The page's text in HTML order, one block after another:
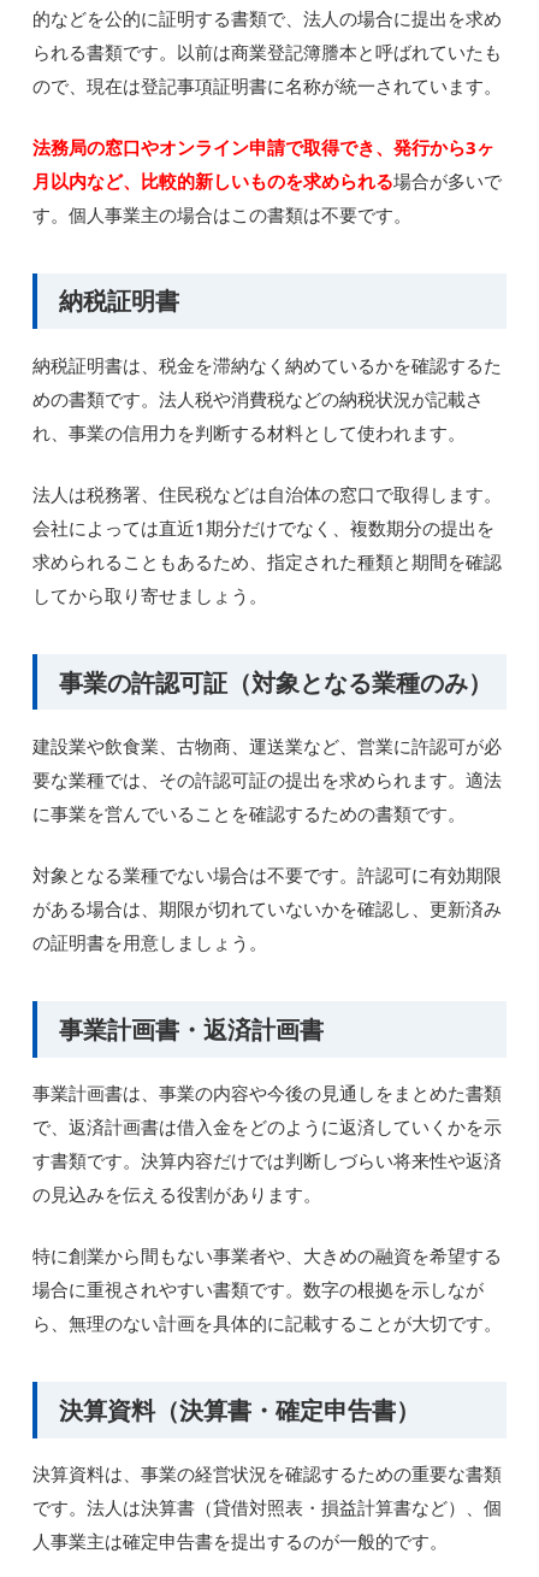
的などを公的に証明する書類で、法人の場合に提出を求め
られる書類です。以前は商業登記簿謄本と呼ばれていたも
ので、現在は登記事項証明書に名称が統一されています。
法務局の窓口やオンライン申請で取得でき、発行から3ヶ
月以内など、比較的新しいものを求められる場合が多いで
す。個人事業主の場合はこの書類は不要です。
納税証明書
納税証明書は、税金を滞納なく納めているかを確認するた
めの書類です。法人税や消費税などの納税状況が記載さ
れ、事業の信用力を判断する材料として使われます。
法人は税務署、住民税などは自治体の窓口で取得します。
会社によっては直近1期分だけでなく、複数期分の提出を
求められることもあるため、指定された種類と期間を確認
してから取り寄せましょう。
事業の許認可証（対象となる業種のみ）
建設業や飲食業、古物商、運送業など、営業に許認可が必
要な業種では、その許認可証の提出を求められます。適法
に事業を営んでいることを確認するための書類です。
対象となる業種でない場合は不要です。許認可に有効期限
がある場合は、期限が切れていないかを確認し、更新済み
の証明書を用意しましょう。
事業計画書・返済計画書
事業計画書は、事業の内容や今後の見通しをまとめた書類
で、返済計画書は借入金をどのように返済していくかを示
す書類です。決算内容だけでは判断しづらい将来性や返済
の見込みを伝える役割があります。
特に創業から間もない事業者や、大きめの融資を希望する
場合に重視されやすい書類です。数字の根拠を示しなが
ら、無理のない計画を具体的に記載することが大切です。
決算資料（決算書・確定申告書）
決算資料は、事業の経営状況を確認するための重要な書類
です。法人は決算書（貸借対照表・損益計算書など）、個
人事業主は確定申告書を提出するのが一般的です。